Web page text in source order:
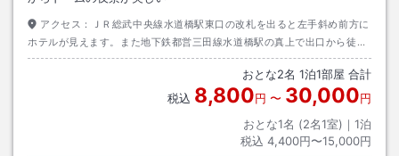
アクセス：
ＪＲ総武中央線水道橋駅東口の改札を出ると左手斜め前方に
ホテルが見えます。また地下鉄都営三田線水道橋駅の真上で出口から徒歩
1分以内。丸の内・南北線後楽園駅大江戸線春日駅からも徒歩５分です。
おとな2名 1泊1部屋 合計
税込 8,800円 〜 30,000円
おとな1名 (2名1室)｜ 1泊
税込 4,400円〜15,000円